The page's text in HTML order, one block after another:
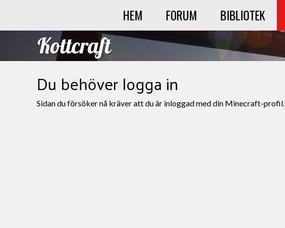
HEM FORUM BIBLIOTEK
Du behöver logga in
Sidan du försöker nå kräver att du är inloggad med din Minecraft-profil.